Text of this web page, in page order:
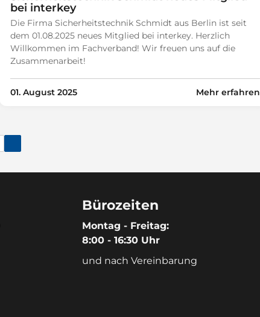
bei interkey
Die Firma Sicherheitstechnik Schmidt aus Berlin ist seit
dem 01.08.2025 neues Mitglied bei interkey. Herzlich
Willkommen im Fachverband! Wir freuen uns auf die
Zusammenarbeit!
01. August 2025 Mehr erfahren
Bürozeiten
Montag - Freitag:
8:00 - 16:30 Uhr
und nach Vereinbarung